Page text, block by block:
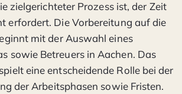
zielgerichteter Prozess ist, der Zeit
erfordert. Die Vorbereitung auf die
mit der Auswahl eines
sowie Betreuers in Aachen. Das
eine entscheidende Rolle bei der
der Arbeitsphasen sowie Fristen.